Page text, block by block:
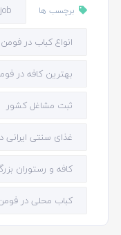
برچسب ها
انواع کباب در فومن
بهترین کافه در
ثبت مشاغل کشور
غذای سنتی ایرانی
کافه و رستوران
کباب محلی در